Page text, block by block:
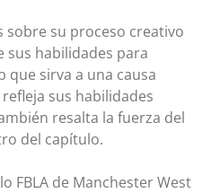
sobre su proceso creativo
sus habilidades para
que sirva a una causa
sus habilidades
resalta la fuerza del
del capítulo.
FBLA de Manchester West